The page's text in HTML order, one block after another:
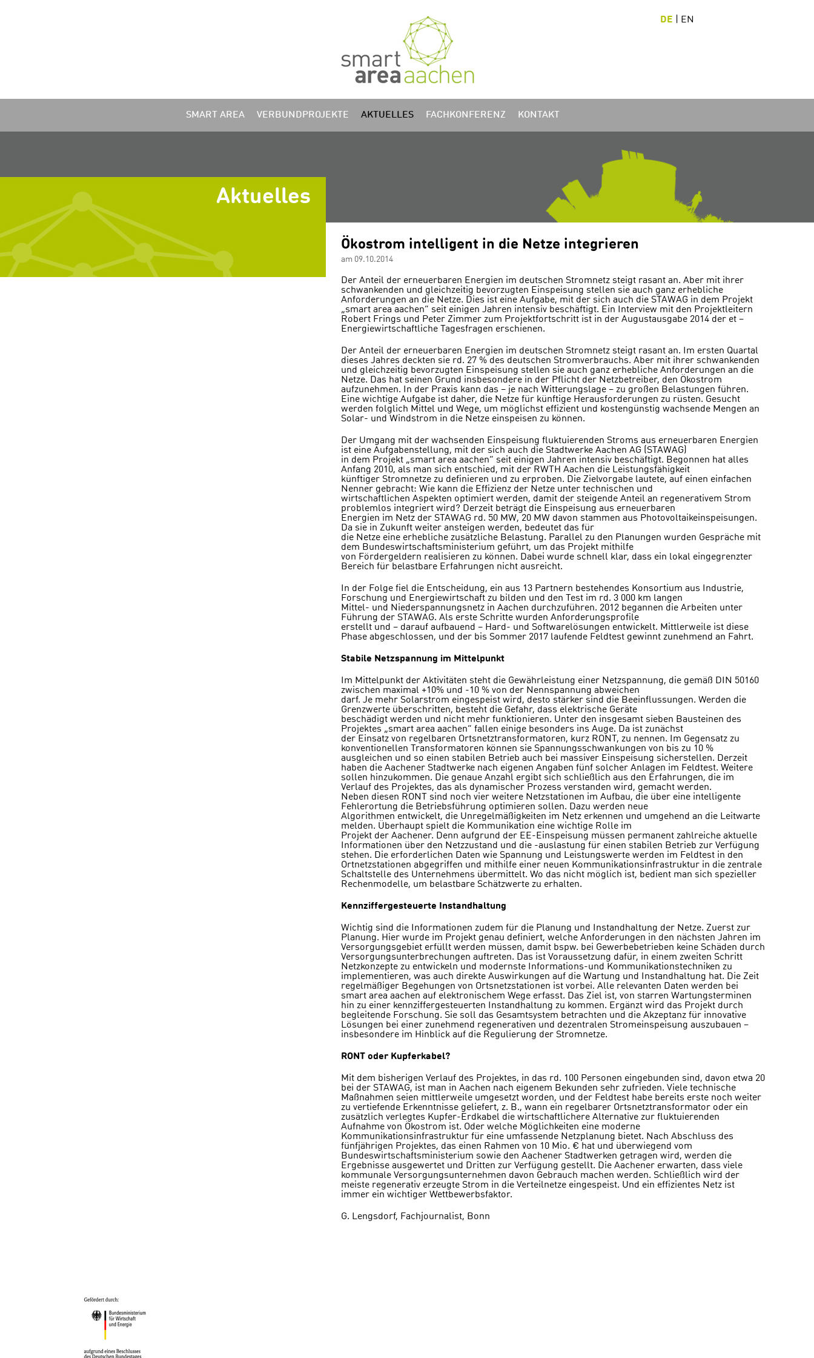
DE EN
SMART AREA VERBUNDPROJEKTE AKTUELLES FACHKONFERENZ KONTAKT
Aktuelles
Ökostrom intelligent in die Netze integrieren
am 09.10.2014
Der Anteil der erneuerbaren Energien im deutschen Stromnetz steigt rasant an. Aber mit ihrer
schwankenden und gleichzeitig bevorzugten Einspeisung stellen sie auch ganz erhebliche
Anforderungen an die Netze. Dies ist eine Aufgabe, mit der sich auch die STAWAG in dem Projekt
„smart area aachen“ seit einigen Jahren intensiv beschäftigt. Ein Interview mit den Projektleitern
Robert Frings und Peter Zimmer zum Projektfortschritt ist in der Augustausgabe 2014 der et –
Energiewirtschaftliche Tagesfragen erschienen.
Der Anteil der erneuerbaren Energien im deutschen Stromnetz steigt rasant an. Im ersten Quartal
dieses Jahres deckten sie rd. 27 % des deutschen Stromverbrauchs. Aber mit ihrer schwankenden
und gleichzeitig bevorzugten Einspeisung stellen sie auch ganz erhebliche Anforderungen an die
Netze. Das hat seinen Grund insbesondere in der Pflicht der Netzbetreiber, den Ökostrom
aufzunehmen. In der Praxis kann das – je nach Witterungslage – zu großen Belastungen führen.
Eine wichtige Aufgabe ist daher, die Netze für künftige Herausforderungen zu rüsten. Gesucht
werden folglich Mittel und Wege, um möglichst effizient und kostengünstig wachsende Mengen an
Solar- und Windstrom in die Netze einspeisen zu können.
Der Umgang mit der wachsenden Einspeisung fluktuierenden Stroms aus erneuerbaren Energien
ist eine Aufgabenstellung, mit der sich auch die Stadtwerke Aachen AG (STAWAG)
in dem Projekt „smart area aachen“ seit einigen Jahren intensiv beschäftigt. Begonnen hat alles
Anfang 2010, als man sich entschied, mit der RWTH Aachen die Leistungsfähigkeit
künftiger Stromnetze zu definieren und zu erproben. Die Zielvorgabe lautete, auf einen einfachen
Nenner gebracht: Wie kann die Effizienz der Netze unter technischen und
wirtschaftlichen Aspekten optimiert werden, damit der steigende Anteil an regenerativem Strom
problemlos integriert wird? Derzeit beträgt die Einspeisung aus erneuerbaren
Energien im Netz der STAWAG rd. 50 MW, 20 MW davon stammen aus Photovoltaikeinspeisungen.
Da sie in Zukunft weiter ansteigen werden, bedeutet das für
die Netze eine erhebliche zusätzliche Belastung. Parallel zu den Planungen wurden Gespräche mit
dem Bundeswirtschaftsministerium geführt, um das Projekt mithilfe
von Fördergeldern realisieren zu können. Dabei wurde schnell klar, dass ein lokal eingegrenzter
Bereich für belastbare Erfahrungen nicht ausreicht.
In der Folge fiel die Entscheidung, ein aus 13 Partnern bestehendes Konsortium aus Industrie,
Forschung und Energiewirtschaft zu bilden und den Test im rd. 3 000 km langen
Mittel- und Niederspannungsnetz in Aachen durchzuführen. 2012 begannen die Arbeiten unter
Führung der STAWAG. Als erste Schritte wurden Anforderungsprofile
erstellt und – darauf aufbauend – Hard- und Softwarelösungen entwickelt. Mittlerweile ist diese
Phase abgeschlossen, und der bis Sommer 2017 laufende Feldtest gewinnt zunehmend an Fahrt.
Stabile Netzspannung im Mittelpunkt
Im Mittelpunkt der Aktivitäten steht die Gewährleistung einer Netzspannung, die gemäß DIN 50160
zwischen maximal +10% und -10 % von der Nennspannung abweichen
darf. Je mehr Solarstrom eingespeist wird, desto stärker sind die Beeinflussungen. Werden die
Grenzwerte überschritten, besteht die Gefahr, dass elektrische Geräte
beschädigt werden und nicht mehr funktionieren. Unter den insgesamt sieben Bausteinen des
Projektes „smart area aachen“ fallen einige besonders ins Auge. Da ist zunächst
der Einsatz von regelbaren Ortsnetztransformatoren, kurz RONT, zu nennen. Im Gegensatz zu
konventionellen Transformatoren können sie Spannungsschwankungen von bis zu 10 %
ausgleichen und so einen stabilen Betrieb auch bei massiver Einspeisung sicherstellen. Derzeit
haben die Aachener Stadtwerke nach eigenen Angaben fünf solcher Anlagen im Feldtest. Weitere
sollen hinzukommen. Die genaue Anzahl ergibt sich schließlich aus den Erfahrungen, die im
Verlauf des Projektes, das als dynamischer Prozess verstanden wird, gemacht werden.
Neben diesen RONT sind noch vier weitere Netzstationen im Aufbau, die über eine intelligente
Fehlerortung die Betriebsführung optimieren sollen. Dazu werden neue
Algorithmen entwickelt, die Unregelmäßigkeiten im Netz erkennen und umgehend an die Leitwarte
melden. Überhaupt spielt die Kommunikation eine wichtige Rolle im
Projekt der Aachener. Denn aufgrund der EE-Einspeisung müssen permanent zahlreiche aktuelle
Informationen über den Netzzustand und die -auslastung für einen stabilen Betrieb zur Verfügung
stehen. Die erforderlichen Daten wie Spannung und Leistungswerte werden im Feldtest in den
Ortnetzstationen abgegriffen und mithilfe einer neuen Kommunikationsinfrastruktur in die zentrale
Schaltstelle des Unternehmens übermittelt. Wo das nicht möglich ist, bedient man sich spezieller
Rechenmodelle, um belastbare Schätzwerte zu erhalten.
Kennziffergesteuerte Instandhaltung
Wichtig sind die Informationen zudem für die Planung und Instandhaltung der Netze. Zuerst zur
Planung. Hier wurde im Projekt genau definiert, welche Anforderungen in den nächsten Jahren im
Versorgungsgebiet erfüllt werden müssen, damit bspw. bei Gewerbebetrieben keine Schäden durch
Versorgungsunterbrechungen auftreten. Das ist Voraussetzung dafür, in einem zweiten Schritt
Netzkonzepte zu entwickeln und modernste Informations-und Kommunikationstechniken zu
implementieren, was auch direkte Auswirkungen auf die Wartung und Instandhaltung hat. Die Zeit
regelmäßiger Begehungen von Ortsnetzstationen ist vorbei. Alle relevanten Daten werden bei
smart area aachen auf elektronischem Wege erfasst. Das Ziel ist, von starren Wartungsterminen
hin zu einer kennziffergesteuerten Instandhaltung zu kommen. Ergänzt wird das Projekt durch
begleitende Forschung. Sie soll das Gesamtsystem betrachten und die Akzeptanz für innovative
Lösungen bei einer zunehmend regenerativen und dezentralen Stromeinspeisung auszubauen –
insbesondere im Hinblick auf die Regulierung der Stromnetze.
RONT oder Kupferkabel?
Mit dem bisherigen Verlauf des Projektes, in das rd. 100 Personen eingebunden sind, davon etwa 20
bei der STAWAG, ist man in Aachen nach eigenem Bekunden sehr zufrieden. Viele technische
Maßnahmen seien mittlerweile umgesetzt worden, und der Feldtest habe bereits erste noch weiter
zu vertiefende Erkenntnisse geliefert, z. B., wann ein regelbarer Ortsnetztransformator oder ein
zusätzlich verlegtes Kupfer-Erdkabel die wirtschaftlichere Alternative zur fluktuierenden
Aufnahme von Ökostrom ist. Oder welche Möglichkeiten eine moderne
Kommunikationsinfrastruktur für eine umfassende Netzplanung bietet. Nach Abschluss des
fünfjährigen Projektes, das einen Rahmen von 10 Mio. € hat und überwiegend vom
Bundeswirtschaftsministerium sowie den Aachener Stadtwerken getragen wird, werden die
Ergebnisse ausgewertet und Dritten zur Verfügung gestellt. Die Aachener erwarten, dass viele
kommunale Versorgungsunternehmen davon Gebrauch machen werden. Schließlich wird der
meiste regenerativ erzeugte Strom in die Verteilnetze eingespeist. Und ein effizientes Netz ist
immer ein wichtiger Wettbewerbsfaktor.
G. Lengsdorf, Fachjournalist, Bonn